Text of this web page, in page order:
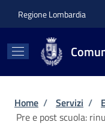
Regione Lombardia
Briciole di
Home / Servizi /
Pre e post scuola: